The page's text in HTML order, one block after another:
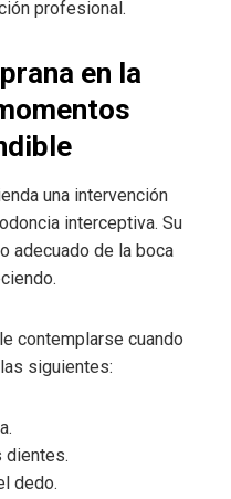
profesional.
en la
una intervención
interceptiva. Su
adecuado de la boca
contemplarse cuando
siguientes:
dientes.
dedo.